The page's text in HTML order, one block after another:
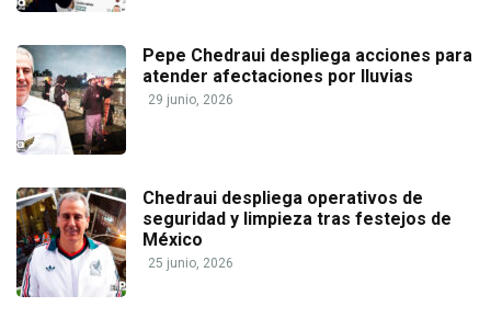
Pepe Chedraui despliega acciones para
atender afectaciones por lluvias
29 junio, 2026
Chedraui despliega operativos de
seguridad y limpieza tras festejos de
México
25 junio, 2026